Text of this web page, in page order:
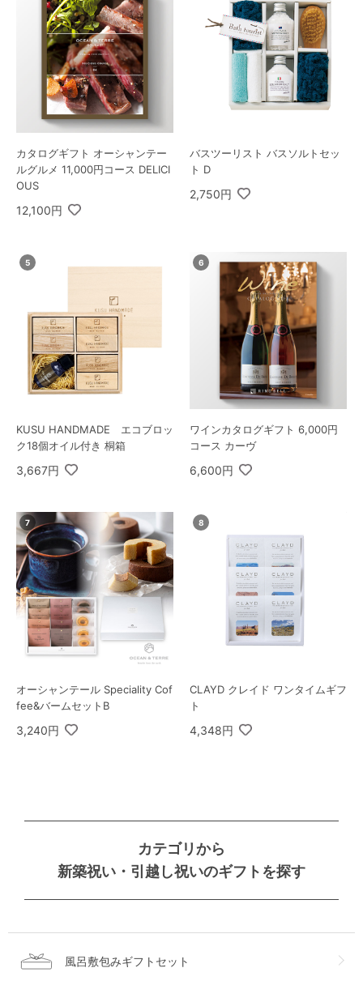
カタログギフト オーシャンテー
ルグルメ 11,000円コース DELICI
OUS
12,100円
バスツーリスト バスソルトセッ
ト D
2,750円
KUSU HANDMADE エコブロッ
ク18個オイル付き 桐箱
3,667円
ワインカタログギフト 6,000円
コース カーヴ
6,600円
オーシャンテール Speciality Cof
fee&バームセットB
3,240円
CLAYD クレイド ワンタイムギフ
ト
4,348円
カテゴリから
新築祝い・引越し祝いのギフトを探す
風呂敷包みギフトセット